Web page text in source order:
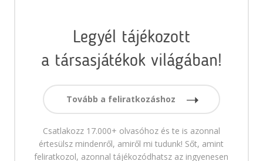
Legyél tájékozott
a társasjátékok világában!
Tovább a feliratkozáshoz
Csatlakozz 17.000+ olvasóhoz és te is azonnal
értesülsz mindenről, amiről mi tudunk! Sőt, amint
feliratkozol, azonnal tájékozódhatsz az ingyenesen